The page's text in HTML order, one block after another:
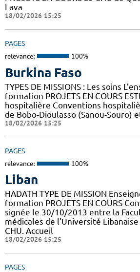
Lava
18/02/2026 15:25
PAGES
relevance: 100%
Burkina Faso
TYPES DE MISSIONS : Les soins
formation PROJETS EN COURS
hospitalière Conventions
de Bobo-Dioulasso (Sanou-Souro)
18/02/2026 15:25
PAGES
relevance: 100%
Liban
HADATH TYPE DE MISSION
formation PROJETS EN COURS
signée le 30/10/2013 entre la
médicales de l'Université
CHU. Accueil
18/02/2026 15:25
PAGES